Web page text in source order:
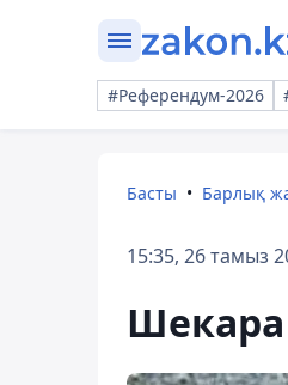
#Референдум-2026
Басты Барлық
15:35, 26 тамыз
Шекара